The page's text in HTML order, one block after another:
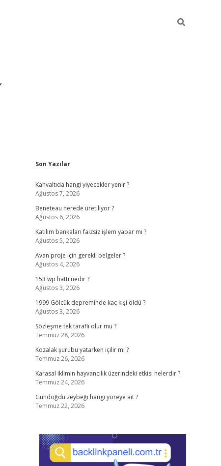
Sidebar
Son Yazılar
Kahvaltıda hangi yiyecekler yenir ?
Ağustos 7, 2026
Beneteau nerede üretiliyor ?
Ağustos 6, 2026
Katılım bankaları faizsiz işlem yapar mı ?
Ağustos 5, 2026
Avan proje için gerekli belgeler ?
Ağustos 4, 2026
153 wp hattı nedir ?
Ağustos 3, 2026
1999 Gölcük depreminde kaç kişi öldü ?
Ağustos 3, 2026
Sözleşme tek taraflı olur mu ?
Temmuz 28, 2026
Kozalak şurubu yatarken içilir mi ?
Temmuz 26, 2026
Karasal iklimin hayvancılık üzerindeki etkisi nelerdir ?
Temmuz 24, 2026
Gündoğdu zeybeği hangi yöreye ait ?
Temmuz 22, 2026